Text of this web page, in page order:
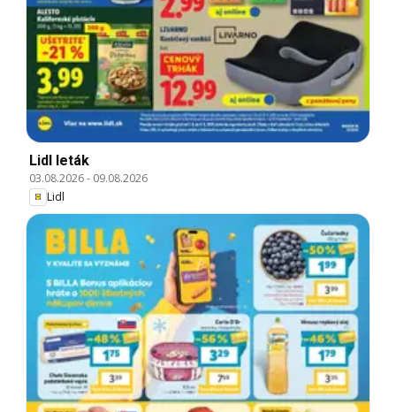
Lidl leták
03.08.2026- 09.08.2026
Lidl